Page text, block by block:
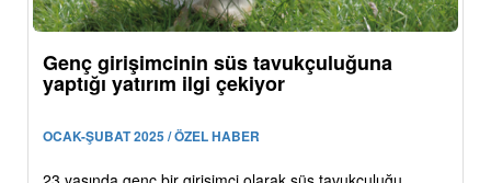
Genç girişimcinin süs tavukçuluğuna
yaptığı yatırım ilgi çekiyor
OCAK-ŞUBAT 2025 / ÖZEL HABER